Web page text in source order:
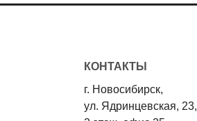
г. Новосибирск,
ул. Ядринцевская, 23,
КОНТАКТЫ